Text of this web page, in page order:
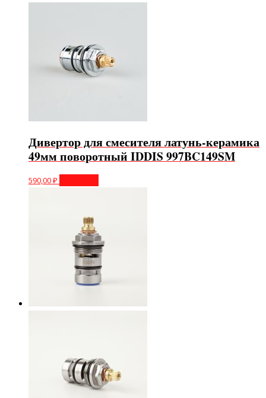
Дивертор для смесителя латунь-керамика
49мм поворотный IDDIS 997BC149SM
590,00₽